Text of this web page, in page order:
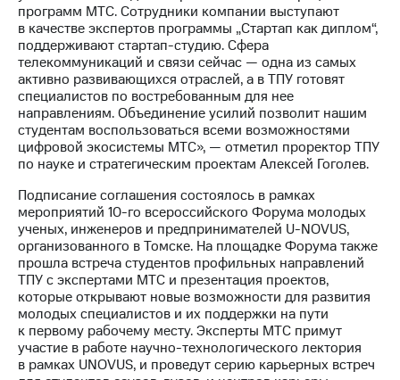
приобретения
Порядок
выкупа
акций
Дивиденды
Рынок
облигаций
Описание
Еврооблигации-2023
Уведомление
о
погашении
именных
облигаций
Другое
Регистратор
Реквизиты
Контакты
развитие
программ МТС. Сотрудники компании выступают
в качестве экспертов программы „Стартап как диплом“,
поддерживают стартап-студию. Сфера
телекоммуникаций и связи сейчас — одна из самых
активно развивающихся отраслей, а в ТПУ готовят
специалистов по востребованным для нее
направлениям. Объединение усилий позволит нашим
студентам воспользоваться всеми возможностями
цифровой экосистемы МТС», — отметил проректор ТПУ
по науке и стратегическим проектам Алексей Гоголев.
Подписание соглашения состоялось в рамках
мероприятий 10-го всероссийского Форума молодых
ученых, инженеров и предпринимателей U-NOVUS,
организованного в Томске. На площадке Форума также
прошла встреча студентов профильных направлений
ТПУ с экспертами МТС и презентация проектов,
которые открывают новые возможности для развития
молодых специалистов и их поддержки на пути
к первому рабочему месту. Эксперты МТС примут
участие в работе научно-технологического лектория
в рамках UNOVUS, и проведут серию карьерных встреч